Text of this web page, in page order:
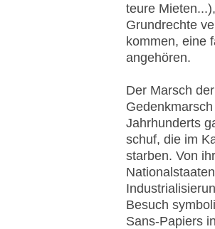
teure
Grundrechte
kommen, eine
angehören.
Der Marsch
Jahrhunderts
schuf, die im
starben. Von
Besuch
Sans-Papiers